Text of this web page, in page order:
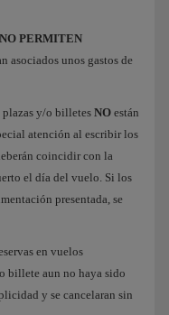
NO PERMITEN
asociados unos gastos de
plazas y/o billetes NO están
atención al escribir los
coincidir con la
el día del vuelo. Si los
presentada, se
en vuelos
billete aun no haya sido
y se cancelaran sin